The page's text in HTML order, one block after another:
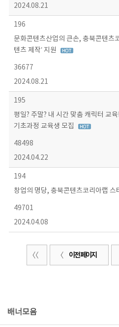
2024.08.21
196
문화콘텐츠산업의 큰손, 충북콘텐츠
텐츠 제작’ 지원
36677
2024.08.21
195
평일? 주말? 내 시간 맞춤 캐릭터 교
기초과정 교육생 모집
48498
2024.04.22
194
창업의 명당, 충북콘텐츠코리아랩 스
49701
2024.04.08
이전 페이지
배너모음